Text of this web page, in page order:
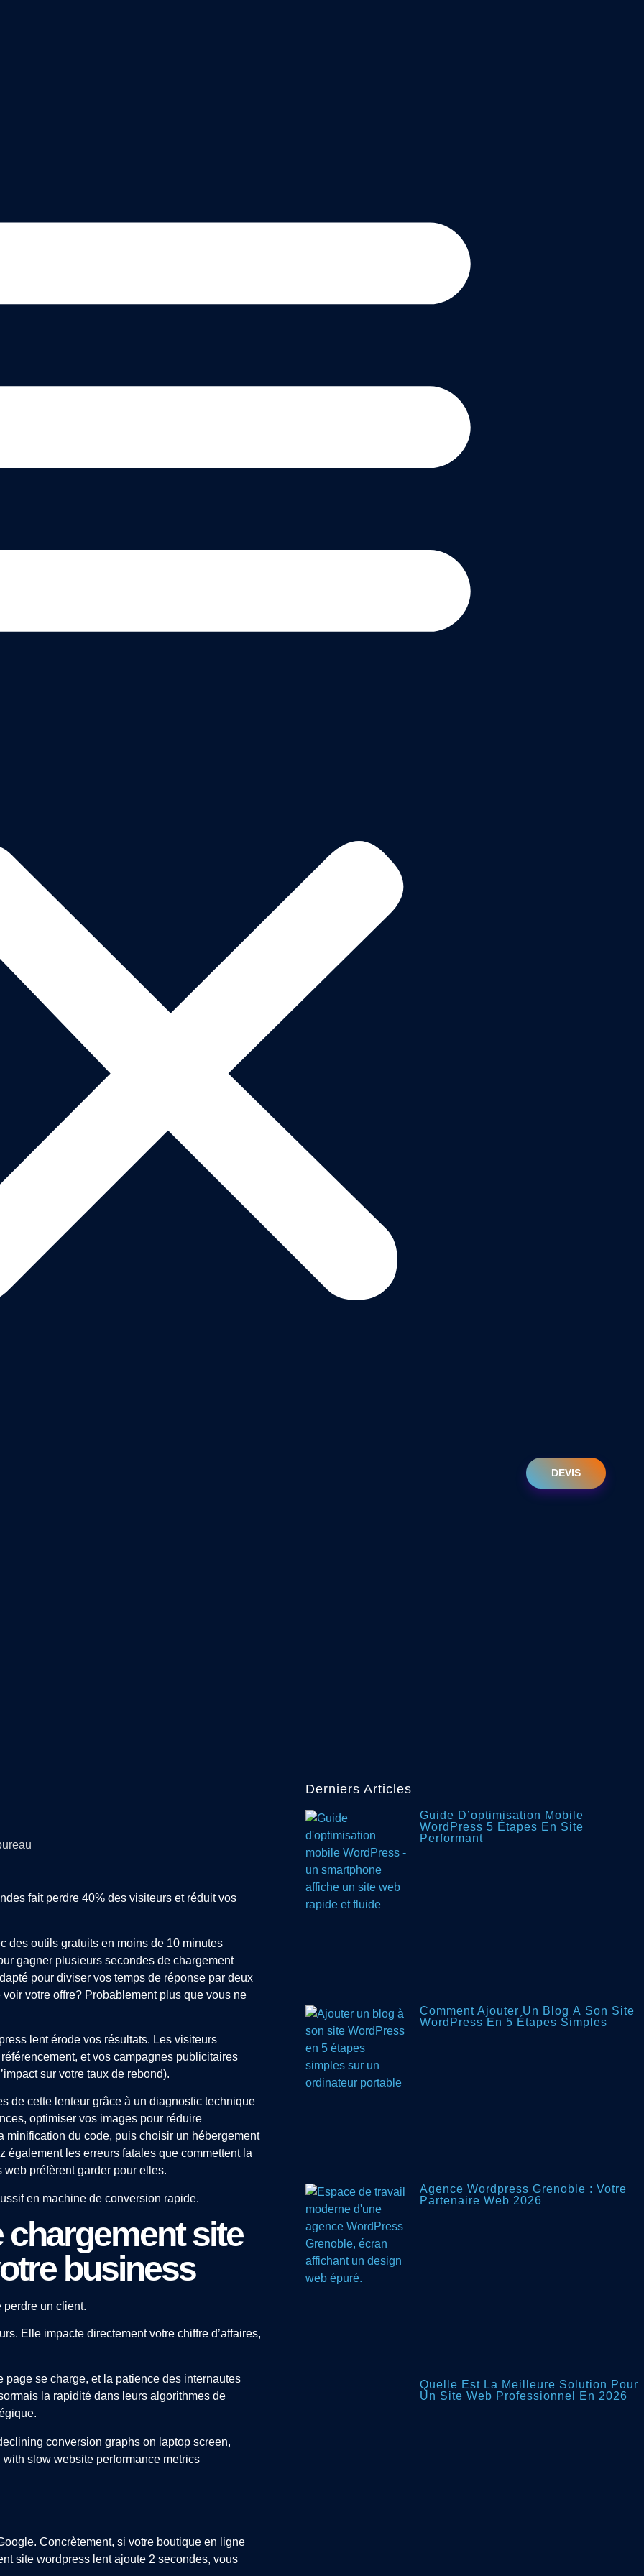
DEVIS
fait perdre 40% des visiteurs et réduit vos
des outils gratuits en moins de 10 minutes
gagner plusieurs secondes de chargement
pour diviser vos temps de réponse par deux
votre offre? Probablement plus que vous ne
lent érode vos résultats. Les visiteurs
et vos campagnes publicitaires
sur votre taux de rebond).
de cette lenteur grâce à un diagnostic technique
optimiser vos images pour réduire
du code, puis choisir un hébergement
également les erreurs fatales que commettent la
préfèrent garder pour elles.
en machine de conversion rapide.
site
business
perdre un client.
Elle impacte directement votre chiffre d’affaires,
se charge, et la patience des internautes
la rapidité dans leurs algorithmes de
Concrètement, si votre boutique en ligne
site wordpress lent ajoute 2 secondes, vous
Derniers Articles
Guide D’optimisation Mobile
WordPress 5 Étapes En Site
Performant
Comment Ajouter Un Blog À Son Site
WordPress En 5 Étapes Simples
Agence Wordpress Grenoble : Votre
Partenaire Web 2026
Quelle Est La Meilleure Solution Pour
Un Site Web Professionnel En 2026